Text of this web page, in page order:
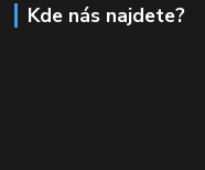
Kde nás najdete?